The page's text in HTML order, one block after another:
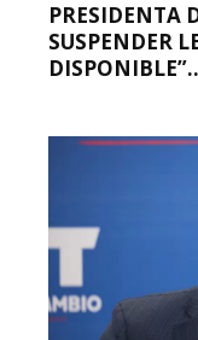
PRESIDENTA
SUSPENDER